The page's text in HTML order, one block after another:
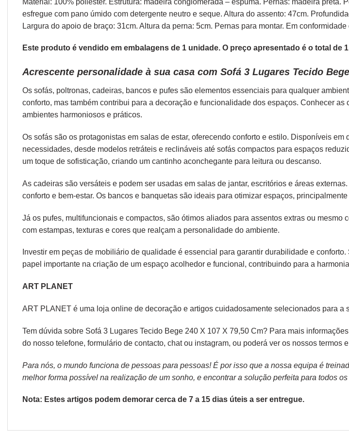
esfregue com pano úmido com detergente neutro e seque. Altura do assento: 47cm.
Largura do apoio de braço: 31cm. Altura da perna: 5cm. Pernas para montar. Em
Este produto é vendido em embalagens de 1 unidade. O preço apresentado é o total de
Acrescente personalidade à sua casa com Sofá 3 Lugares Tecido
Os sofás, poltronas, cadeiras, bancos e pufes são elementos essenciais para qualquer
conforto, mas também contribui para a decoração e funcionalidade dos espaços. Conhecer
ambientes harmoniosos e práticos.
Os sofás são os protagonistas em salas de estar, oferecendo conforto e estilo. Disponíveis
necessidades, desde modelos retráteis e reclináveis até sofás compactos para espaços
um toque de sofisticação, criando um cantinho aconchegante para leitura ou descanso.
As cadeiras são versáteis e podem ser usadas em salas de jantar, escritórios e áreas
conforto e bem-estar. Os bancos e banquetas são ideais para otimizar espaços,
Já os pufes, multifuncionais e compactos, são ótimos aliados para assentos extras ou
com estampas, texturas e cores que realçam a personalidade do ambiente.
Investir em peças de mobiliário de qualidade é essencial para garantir durabilidade e
papel importante na criação de um espaço acolhedor e funcional, contribuindo para a
ART PLANET
ART PLANET é uma loja online de decoração e artigos cuidadosamente selecionados para a
Tem dúvida sobre Sofá 3 Lugares Tecido Bege 240 X 107 X 79,50 Cm? Para mais
do nosso telefone, formulário de contacto, chat ou instagram, ou poderá ver os nossos termos
Para nós, o mundo funciona de pessoas para pessoas! É por isso que a nossa equipa é
melhor forma possível na realização de um sonho, e encontrar a solução perfeita para todos
Nota: Estes artigos podem demorar cerca de 7 a 15 dias úteis a ser entregue.